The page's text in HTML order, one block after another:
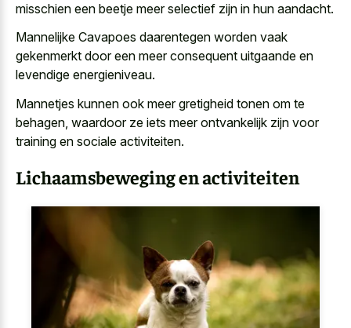
misschien een beetje meer selectief zijn in hun aandacht.
Mannelijke Cavapoes daarentegen worden vaak
gekenmerkt door een meerconsequent uitgaande en
levendige energieniveau.
Mannetjes kunnen ook meer gretigheid tonen om te
behagen, waardoor ze iets meer ontvankelijk zijn voor
training en sociale activiteiten.
Lichaamsbeweging en activiteiten